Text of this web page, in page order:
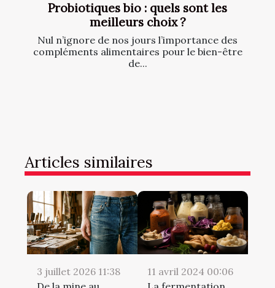
Probiotiques bio : quels sont les
meilleurs choix ?
Nul n’ignore de nos jours l’importance des
compléments alimentaires pour le bien-être
de...
Articles similaires
3 juillet 2026 11:38
11 avril 2024 00:06